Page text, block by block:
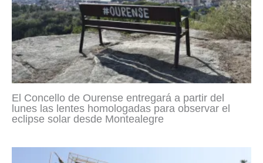
El Concello de Ourense entregará a partir del
lunes las lentes homologadas para observar el
eclipse solar desde Montealegre